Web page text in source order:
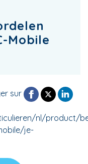
Mobile
sur
nl/product/
je-